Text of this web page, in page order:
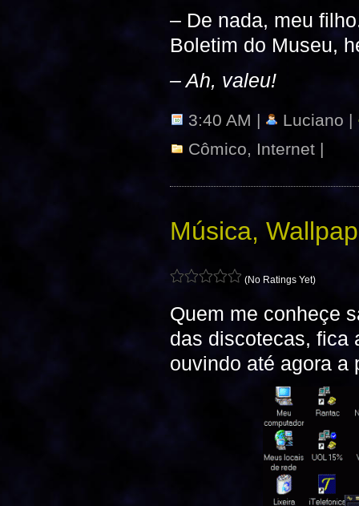
– De nada, meu
Boletim do Museu,
– Ah, valeu!
3:40 AM |
Luciano |
Cômico
Internet |
Música,
(No Ratings Yet)
Quem me conheçe
das discotecas, fica
ouvindo até agora a